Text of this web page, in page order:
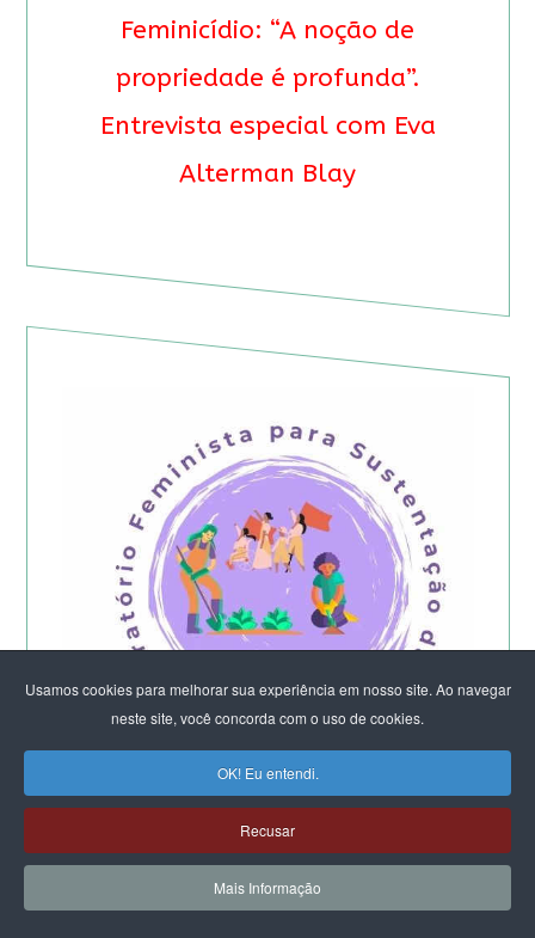
Usamos cookies para melhorar sua experiência em nosso site. Ao navegar
neste site, você concorda com o uso de cookies.
OK! Eu entendi.
Recusar
Mais Informação
Feminicídio: “A noção de
propriedade é profunda”.
Entrevista especial com Eva
Alterman Blay
Começa a etapa presencial do
Laboratório Feminista do DF e Entorno -
2026